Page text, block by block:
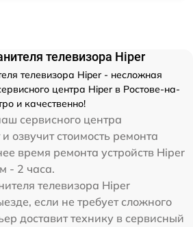
телевизора Hiper
телевизора Hiper - несложная
центра Hiper в Ростове-на-
и качественно!
сервисного центра
озвучит стоимость ремонта
время ремонта устройств Hiper
- 2 часа.
телевизора Hiper
если не требует сложного
доставит технику в сервисный